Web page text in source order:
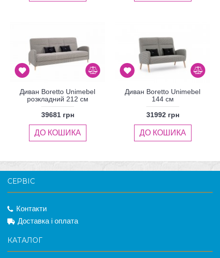
Диван Boretto Unimebel
розкладний 212 см
39681 грн
ДО КОШИКА
Диван Boretto Unimebel
144 см
31992 грн
ДО КОШИКА
СЕРВІС
Контакти
Доставка і оплата
КАТАЛОГ